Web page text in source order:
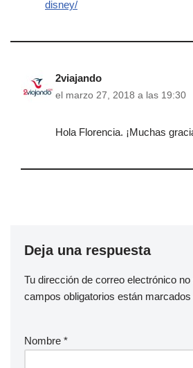
disney/
2viajando
el marzo 27, 2018 a las 19:30
Hola Florencia. ¡Muchas
Deja una respuesta
Tu dirección de correo electrónico
campos obligatorios están
Nombre *